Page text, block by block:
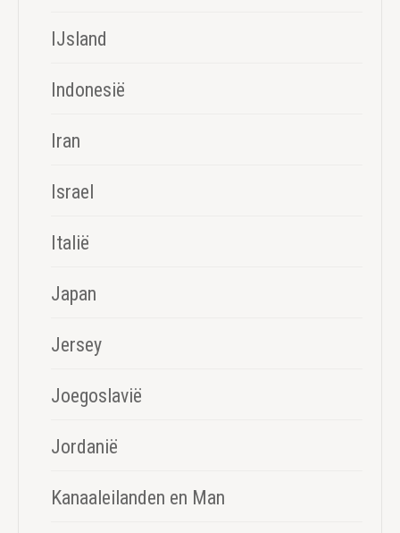
IJsland
Indonesië
Iran
Israel
Italië
Japan
Jersey
Joegoslavië
Jordanië
Kanaaleilanden en Man